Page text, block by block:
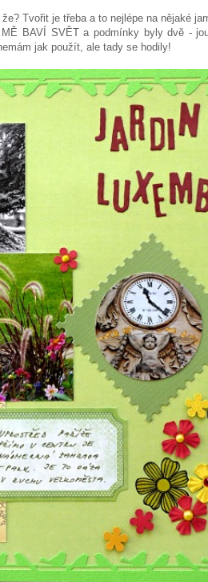
Tvořit je třeba a to nejlépe na nějaké
BAVÍ SVĚT a podmínky byly dvě -
jak použít, ale tady se hodily!